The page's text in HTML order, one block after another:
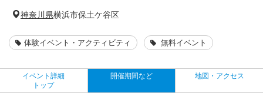
神奈川県横浜市保土ケ谷区
体験イベント・アクティビティ 無料イベント
イベント詳細
トップ
開催期間など 地図・アクセス